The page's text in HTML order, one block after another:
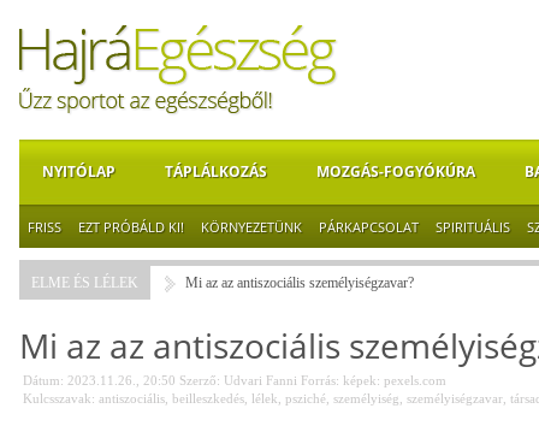
NYITÓLAP TÁPLÁLKOZÁS MOZGÁS-FOGYÓKÚRA
FRISS EZT PRÓBÁLD KI! KÖRNYEZETÜNK PÁRKAPCSOLAT SPIRITUÁLIS
ELME ÉS LÉLEK Mi az az antiszociális személyiségzavar?
Mi az az antiszociális
Dátum: 2023.11.26., 20:50 Szerző: Udvari Fanni Forrás: képek: pexels.com
Kulcsszavak: antiszociális beilleszkedés lélek psziché személyiség személyiségzavar